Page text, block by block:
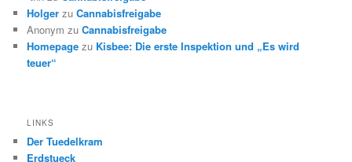
Holger zuCannabisfreigabe
Anonym zuCannabisfreigabe
Homepage zu Kisbee: Die erste Inspektion und „Es wird
teuer“
LINKS
Der Tuedelkram
Erdstueck